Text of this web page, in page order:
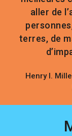
aller de
terres, de
Henry I.